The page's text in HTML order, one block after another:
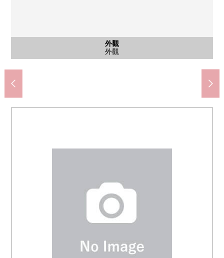
外觀
外觀
客廳
客廳
客廳
客廳
客廳
客廳
客廳
客廳
廚房
廚房
廚房
廚房
廚房
廚房
廚房
廚房
廚房
廚房
公共汽車
整體衛浴
洗臉
洗臉室
洗臉
洗臉室
洗臉
洗臉
廁所
廁所
廁所
廁所
西式房間
西式房間
西式房間
西式房間
西式房間
西式房間
西式房間
西式房間
門口
門口
門口
門口
陽台
陽台
風景
風景
大廳
共有部分
在3樓的共用部的圖書
共有部分
[Fitness Room]具有訓練機器，能隨便移動身體的Fitness Room。
共有部分
禮堂
共有部分
郵件角，宅配保管櫃
其他
自行車堆放處
入口
電梯間
千葉市立院裡面的小學(約1020m)
步行13分鐘
千葉市立樁森中學(約1780m)
步行23分鐘